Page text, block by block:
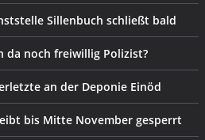
Sillenbuch schließt bald
da noch freiwillig Polizist?
an der Deponie Einöd
bis Mitte November gesperrt